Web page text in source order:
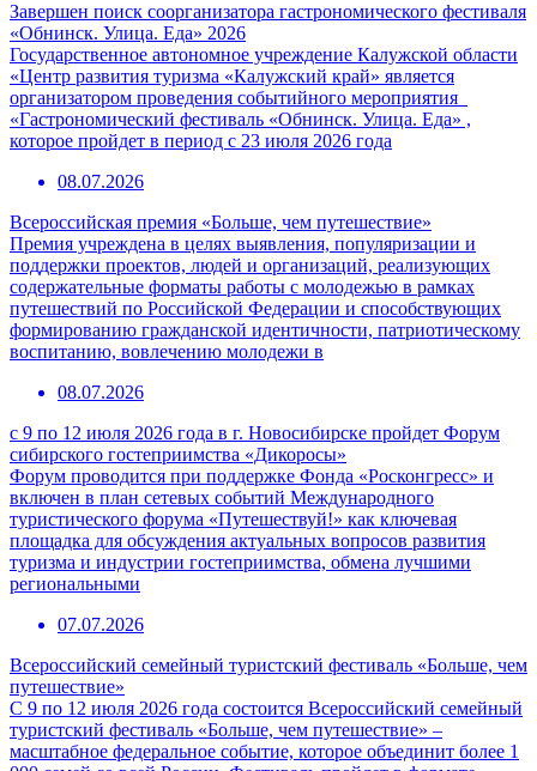
Завершен поиск соорганизатора гастрономического фестиваля
«Обнинск. Улица. Еда» 2026
Государственное автономное учреждение Калужской области
«Центр развития туризма «Калужский край» является
организатором проведения событийного мероприятия
«Гастрономический фестиваль «Обнинск. Улица. Еда» ,
которое пройдет в период с 23 июля 2026 года
08.07.2026
Всероссийская премия «Больше, чем путешествие»
Премия учреждена в целях выявления, популяризации и
поддержки проектов, людей и организаций, реализующих
содержательные форматы работы с молодежью в рамках
путешествий по Российской Федерации и способствующих
формированию гражданской идентичности, патриотическому
воспитанию, вовлечению молодежи в
08.07.2026
с 9 по 12 июля 2026 года в г. Новосибирске пройдет Форум
сибирского гостеприимства «Дикоросы»
Форум проводится при поддержке Фонда «Росконгресс» и
включен в план сетевых событий Международного
туристического форума «Путешествуй!» как ключевая
площадка для обсуждения актуальных вопросов развития
туризма и индустрии гостеприимства, обмена лучшими
региональными
07.07.2026
Всероссийский семейный туристский фестиваль «Больше, чем
путешествие»
С 9 по 12 июля 2026 года состоится Всероссийский семейный
туристский фестиваль «Больше, чем путешествие» –
масштабное федеральное событие, которое объединит более 1